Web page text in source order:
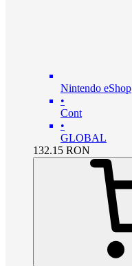
Nintendo eShop
•
Cont
•
GLOBAL
132.15 RON